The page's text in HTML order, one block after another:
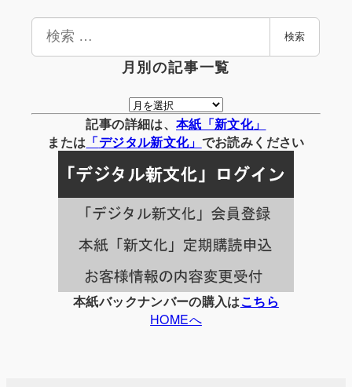
検
検索
月別の記事一覧
月
別
の
事
一
覧
記事の詳細は、 本紙「新文化」
または 「デジタル新文化」 でお読みください
本紙バックナンバーの購入はこちら
HOMEへ